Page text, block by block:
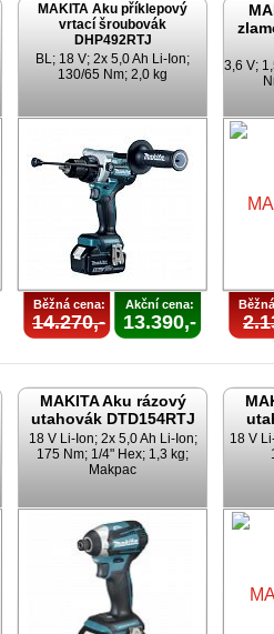
MAKITA Aku příklepový
vrtací šroubovák
DHP492RTJ
BL; 18 V; 2x 5,0 Ah Li-Ion;
130/65 Nm; 2,0 kg
Běžná cena:
14.270,-
Akční cena:
13.390,-
3,6 V;
MAKITA Aku rázový
utahovák DTD154RTJ
18 V Li-Ion; 2x 5,0 Ah Li-Ion;
175 Nm; 1/4" Hex; 1,3 kg;
Makpac
18 V